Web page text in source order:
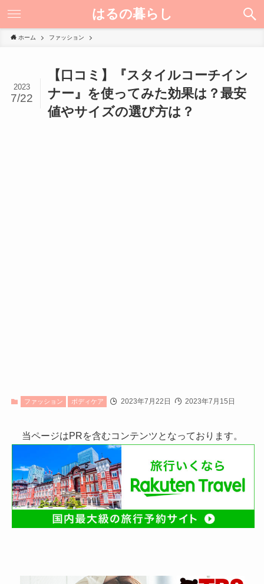
はるの暮らし
ホーム ファッション
【口コミ】『スタイルコーチイン
ナー』を使ってみた効果は？最安
値やサイズの選び方は？
2023
7/22
ファッション ボディケア 2023年7月22日 2023年7月15日
当ページはPRを含むコンテンツとなっております。